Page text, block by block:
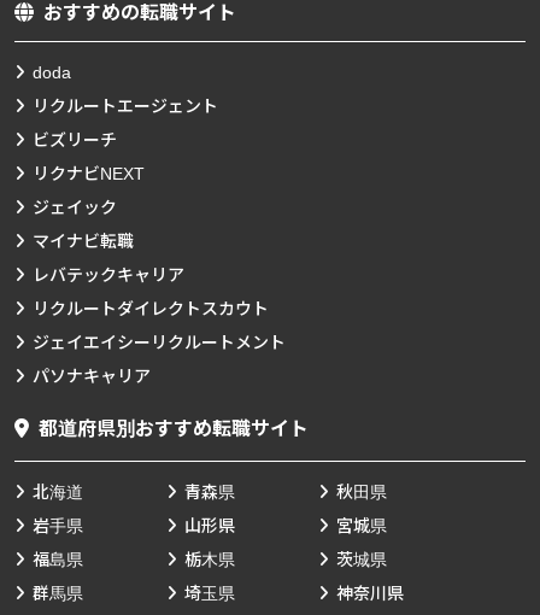
おすすめの転職サイト
doda
リクルートエージェント
ビズリーチ
リクナビNEXT
ジェイック
マイナビ転職
レバテックキャリア
リクルートダイレクトスカウト
ジェイエイシーリクルートメント
パソナキャリア
都道府県別おすすめ転職サイト
北海道 青森県
秋田県
岩手県
山形県
宮城県
福島県
栃木県
茨城県
群馬県
埼玉県
神奈川県